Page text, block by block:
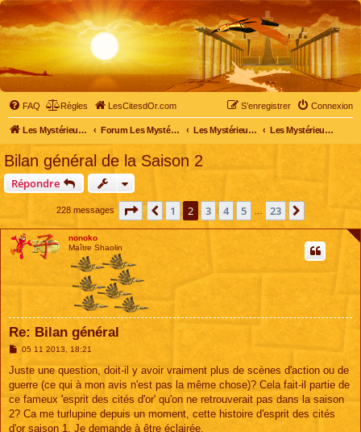
FAQ Règles LesCitesdOr.com Connexion
S’enregistrer
Les Mystérieuses Cités d'Or - LesCitesdOr.com Forum Les Mystérieuses Cités d'Or Les Mystérieuses Cités d'Or Les Mystérieuses Cités d'Or : saison 2 (2013)
Bilan général de la Saison 2
Répondre
228 messages Page sur23
Précédente
1 2 3 4 5 23 Suivante
nonoko
Maître Shaolin
Re: Bilan général
M
s
a
g
05 11 2013, 18:21
Juste une question, doit-il y avoir vraiment plus de scènes d'action ou de
guerre (ce qui à mon avis n'est pas la même chose)? Cela fait-il partie de
ce fameux 'esprit des cités d'or' qu'on ne retrouverait pas dans la saison
2? Ca me turlupine depuis un moment, cette histoire d'esprit des cités
d'or saison 1. Je demande à être éclairée.